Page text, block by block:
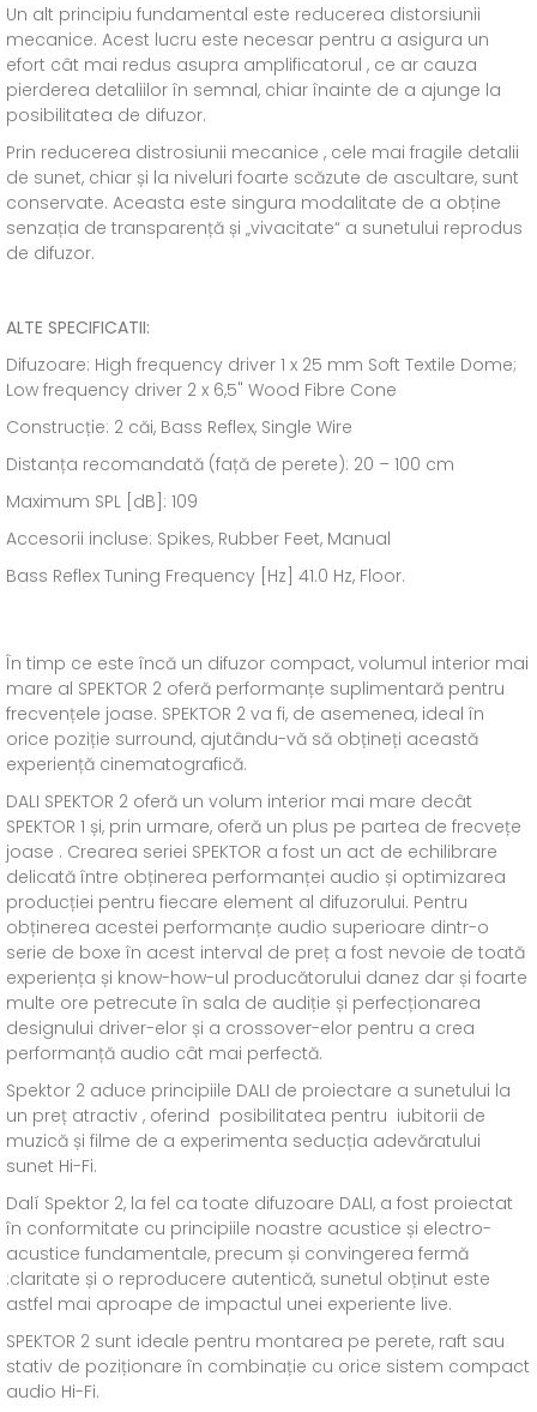
Un alt principiu fundamental este reducerea distorsiunii
mecanice. Acest lucru este necesar pentru a asigura un
efort cât mai redus asupra amplificatorul , ce ar cauza
pierderea detaliilor în semnal, chiar înainte de a ajunge la
posibilitatea de difuzor.
Prin reducerea distrosiunii mecanice , cele mai fragile detalii
de sunet, chiar și la niveluri foarte scăzute de ascultare, sunt
conservate. Aceasta este singura modalitate de a obține
senzația de transparență și „vivacitate“ a sunetului reprodus
de difuzor.
ALTE SPECIFICATII:
Difuzoare: High frequency driver 1 x 25 mm Soft Textile Dome;
Low frequency driver 2 x 6,5" Wood Fibre Cone
Construcție: 2 căi, Bass Reflex, Single Wire
Distanța recomandată (față de perete): 20 – 100 cm
Maximum SPL [dB]: 109
Accesorii incluse: Spikes, Rubber Feet, Manual
Bass Reflex Tuning Frequency [Hz] 41.0 Hz, Floor.
În timp ce este încă un difuzor compact, volumul interior mai
mare al SPEKTOR 2 oferă performanțe suplimentară pentru
frecvențele joase. SPEKTOR 2 va fi, de asemenea, ideal în
orice poziție surround, ajutându-vă să obțineți această
experiență cinematografică.
DALI SPEKTOR 2 oferă un volum interior mai mare decât
SPEKTOR 1 și, prin urmare, oferă un plus pe partea de frecvețe
joase . Crearea seriei SPEKTOR a fost un act de echilibrare
delicată între obținerea performanței audio și optimizarea
producției pentru fiecare element al difuzorului. Pentru
obținerea acestei performanțe audio superioare dintr-o
serie de boxe în acest interval de preț a fost nevoie de toată
experiența și know-how-ul producătorului danez dar și foarte
multe ore petrecute în sala de audiție și perfecționarea
designului driver-elor și a crossover-elor pentru a crea
performanță audio cât mai perfectă.
Spektor 2 aduce principiile DALI de proiectare a sunetului la
un preț atractiv , oferind posibilitatea pentru iubitorii de
muzică și filme de a experimenta seducția adevăratului
sunet Hi-Fi.
Dalí Spektor 2, la fel ca toate difuzoare DALI, a fost proiectat
în conformitate cu principiile noastre acustice și electro-
acustice fundamentale, precum și convingerea fermă
:claritate și o reproducere autentică, sunetul obținut este
astfel mai aproape de impactul unei experiente live.
SPEKTOR 2 sunt ideale pentru montarea pe perete, raft sau
stativ de poziționare în combinație cu orice sistem compact
audio Hi-Fi.